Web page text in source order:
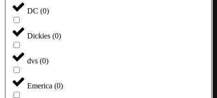
DC (0)
Dickies (0)
dvs (0)
Emerica (0)